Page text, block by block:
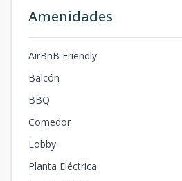
Amenidades
AirBnB Friendly
Balcón
BBQ
Comedor
Lobby
Planta Eléctrica